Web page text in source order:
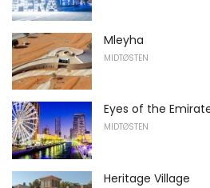
Mleyha
MIDTØSTEN
Eyes of the
MIDTØSTEN
Heritage Village